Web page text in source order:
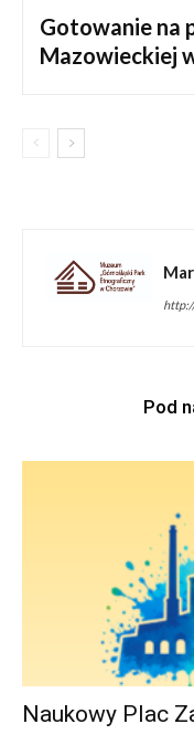
Gotowanie na
Mazowieckiej
Pod
Naukowy Plac